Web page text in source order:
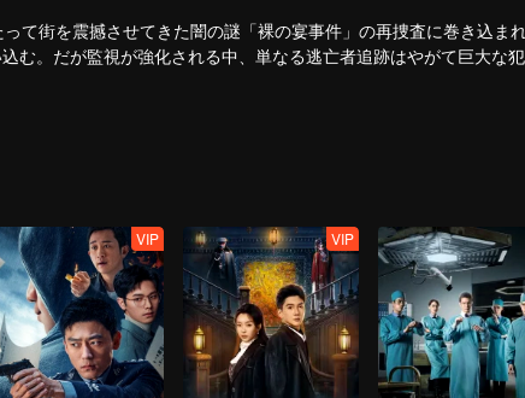
て街を震撼させてきた闇の謎「裸の宴事件」の再捜査に巻き込ま
む。だが監視が強化される中、単なる逃亡者追跡はやがて巨大な
法な利益を得ており、白の犯罪シンジケートと深く陰険な繋がりを
生し、毒餌によって高齢者や子供が被害に遭う事態が市民のパニッ
VIP VIP